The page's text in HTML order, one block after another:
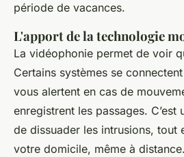
période de vacances.
L'apport de la technologie
La vidéophonie permet de voir
Certains systèmes se
vous alertent en cas de
enregistrent les passages. C’est
de dissuader les intrusions,
votre domicile, même à distance.